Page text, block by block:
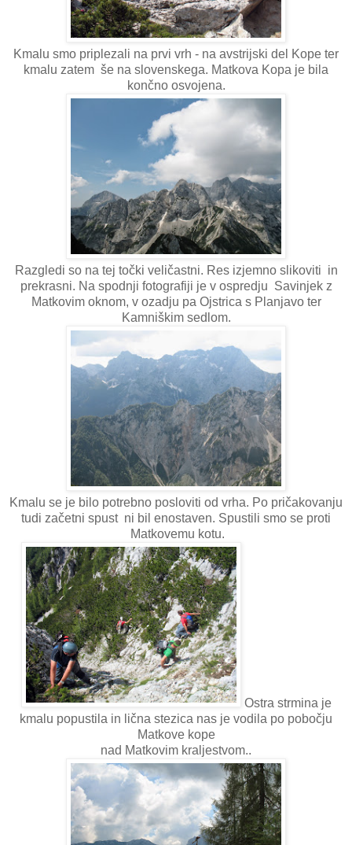
Kmalu smo priplezali na prvi vrh - na avstrijski del Kope ter
kmalu zatem še na slovenskega. Matkova Kopa je bila
končno osvojena.
Razgledi so na tej točki veličastni. Res izjemno slikoviti in
prekrasni. Na spodnji fotografiji je v ospredju Savinjek z
Matkovim oknom, v ozadju pa Ojstrica s Planjavo ter
Kamniškim sedlom.
Kmalu se je bilo potrebno posloviti od vrha. Po pričakovanju
tudi začetni spust ni bil enostaven. Spustili smo se proti
Matkovemu kotu.
Ostra strmina je
kmalu popustila in lična stezica nas je vodila po pobočju
Matkove kope
nad Matkovim kraljestvom..